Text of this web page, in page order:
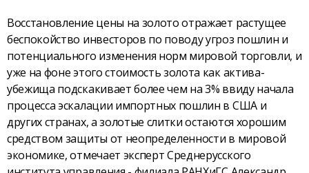
Восстановление цены на золото отражает растущее
беспокойство инвесторов по поводу угроз пошлин и
потенциального изменения норм мировой торговли, и
уже на фоне этого стоимость золота как актива-
убежища подскакивает более чем на 3% ввиду начала
процесса эскалации импортных пошлин в США и
других странах, а золотые слитки остаются хорошим
средством защиты от неопределенности в мировой
экономике, отмечает эксперт Среднерусского